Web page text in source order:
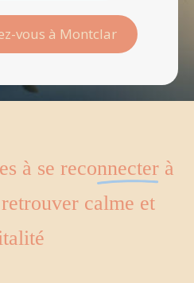
vous à Montclar
à se reconnecterà
calme et